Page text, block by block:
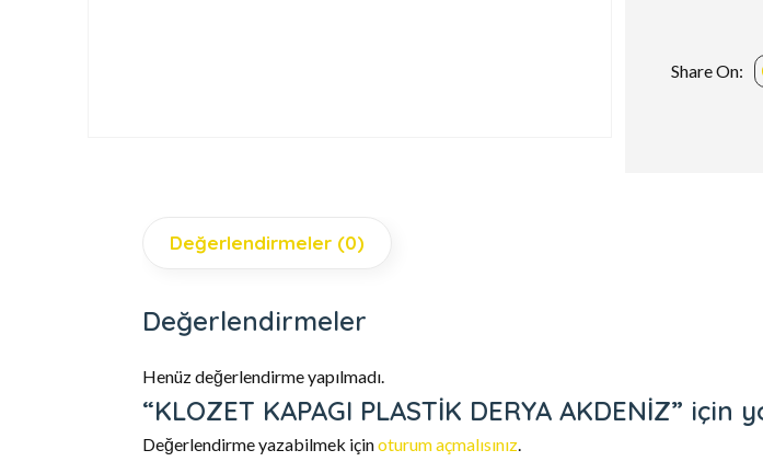
Share On:
Değerlendirmeler (0)
Değerlendirmeler
Henüz değerlendirme yapılmadı.
“KLOZET KAPAGI PLASTİK DERYA AKDENİZ”
Değerlendirme yazabilmek içinoturum açmalısınız.